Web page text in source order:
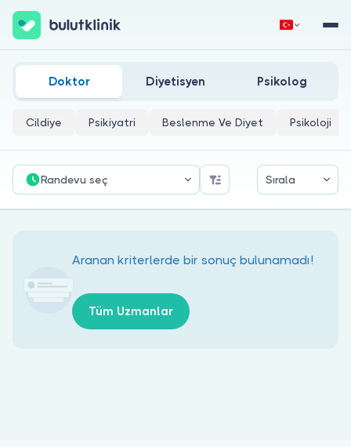
Hastalar için
Doktorlar için
Hemen Kaydol Giriş Yap
Hakkari Aile Danışmanlığı Doktorları
Doktor Diyetisyen Psikolog
Cildiye Psikiyatri Beslenme Ve Diyet Psikoloji
Randevu seç Sırala
Aranan kriterlerde bir sonuç bulunamadı!
Tüm Uzmanlar